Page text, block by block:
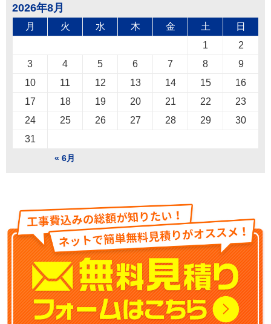
2026年8月
月 火 水 木 金 土 日
« 6月
1
2
3
4 5 6 7 8
9
10
11 12 13 14 15
16
17
18 19 20 21 22
23
24
25 26 27 28 29
30
31